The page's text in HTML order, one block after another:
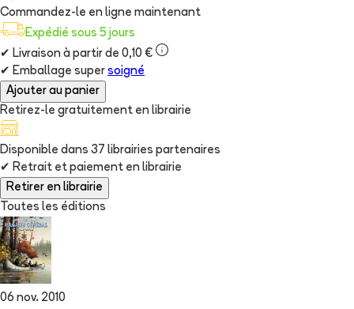
Commandez-le en ligne maintenant
Expédié sous 5 jours
✔ Livraison à partir de 0,10 €
✔ Emballage super soigné
Ajouter au panier
Retirez-le gratuitement en librairie
Disponible dans 37 librairies partenaires
✔ Retrait et paiement en librairie
Retirer en librairie
Toutes les éditions
06 nov. 2010